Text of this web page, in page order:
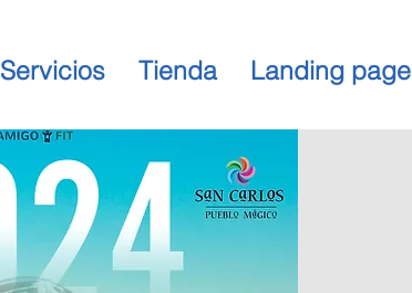
Servicios Tienda Landing page